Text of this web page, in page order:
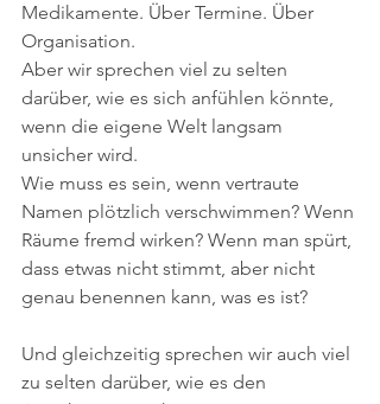
Medikamente. Über Termine. Über
Organisation.
Aber wir sprechen viel zu selten
darüber, wie es sich anfühlen könnte,
wenn die eigene Welt langsam
unsicher wird.
Wie muss es sein, wenn vertraute
Namen plötzlich verschwimmen? Wenn
Räume fremd wirken? Wenn man spürt,
dass etwas nicht stimmt, aber nicht
genau benennen kann, was es ist?
Und gleichzeitig sprechen wir auch viel
zu selten darüber, wie es den